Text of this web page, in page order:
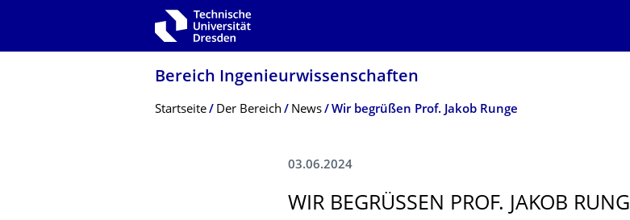
Zur Hauptnavigation springen
Bereich Ingenieur­wissen­schaften
Breadcrumb-Menü
Startseite Der Bereich News Wir begrüßen Prof. Jakob Runge
03.06.2024
WIR BEGRÜSSEN PROF. JAKOB RUNGE